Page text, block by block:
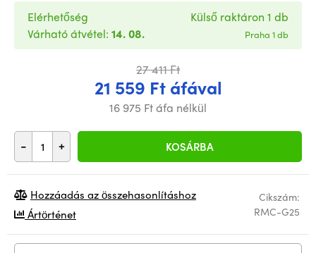
27 411 Ft
21 559 Ft áfával
16 975 Ft áfa nélkül
- + KOSÁRBA
Elérhetőség
Várható átvétel: 14. 08.
Külső raktáron 1 db
Praha 1 db
Cikszám:
RMC-G25
Hozzáadás az összehasonlításhoz
Ártörténet